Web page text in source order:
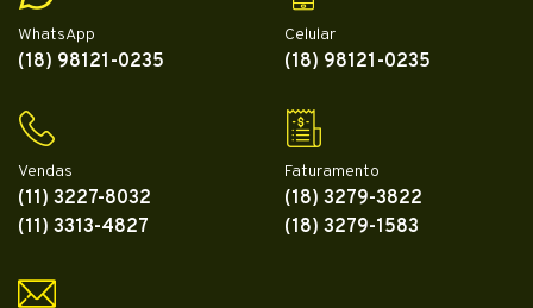
WhatsApp
(18) 98121-0235
Celular
(18) 98121-0235
Vendas
(11) 3227-8032
(11) 3313-4827
Faturamento
(18) 3279-3822
(18) 3279-1583